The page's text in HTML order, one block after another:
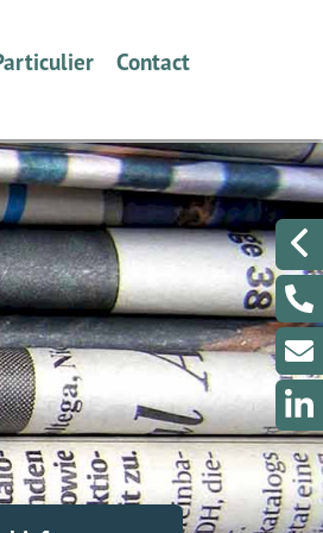
wij?
Speciaalzaken
Verzekeren
Dát bedoelen we nou met
ontzorgen
Schade melden
Contact
Een berichtje sturen?
Even met ons
Een klacht melden?
Klantenportaal